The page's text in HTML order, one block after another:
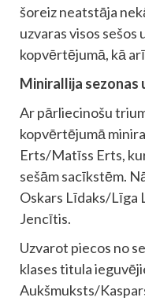
šoreiz neatstāja
uzvaras visos sešos
kopvērtējumā, kā
Minirallija sezonas
Ar pārliecinošu
kopvērtējumā
Erts/Matīss Erts,
sešām sacīkstēm.
Oskars Līdaks/Līga
Jencītis.
Uzvarot piecos no
klases titula
Aukšmuksts/